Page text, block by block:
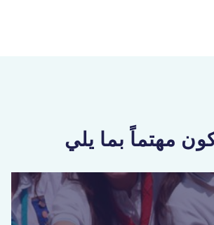
مهتماً بما يلي